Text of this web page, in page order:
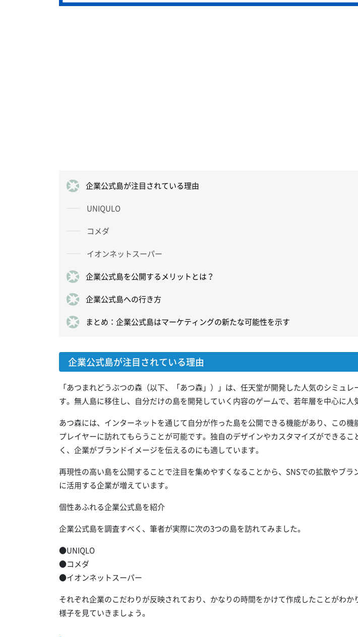
企業公式島が注目されている理由
UNIQULO
コメダ
イオンネットスーパー
企業公式島を公開するメリットとは？
企業公式島への行き方
まとめ：企業公式島はマーケティングの新たな可能性を示す
企業公式島が注目されている理由
「あつまれどうぶつの森（以下、「あつ森」）」は、任天堂が開発した人気のシミュレ
す。無人島に移住し、自分だけの島を開発していく内容のゲームで、若年層を中心に人
あつ森には、インターネットを通じて自分が作った島を公開できる機能があり、この機
プレイヤーに訪れてもらうことが可能です。独自のデザインやカスタマイズができるこ
く、企業がブランドイメージを伝えるのにも適しています。
再現性の高い島を公開することで注目を集めやすくなることから、SNSでの拡散やブラ
に活用する企業が増えています。
個性あふれる企業公式島を紹介
企業公式島を調査すべく、筆者が実際に次の3つの島を訪れてみました。
●UNIQLO
●コメダ
●イオンネットスーパー
それぞれ企業のこだわりが反映されており、かなりの時間をかけて作成したことがわか
様子を見ていきましょう。